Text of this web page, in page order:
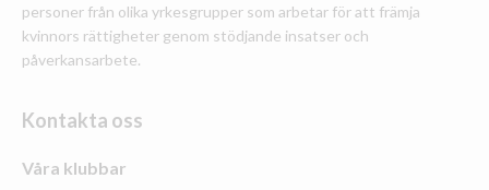
personer från olika yrkesgrupper som arbetar för att främja
kvinnors rättigheter genom stödjande insatser och
påverkansarbete.
Kontakta oss
Våra klubbar